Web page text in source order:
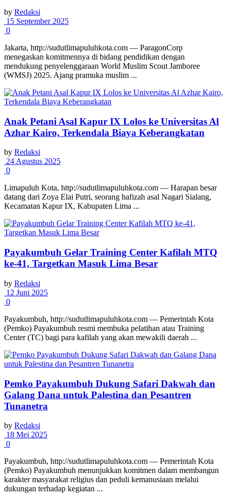
by Redaksi
15 September 2025
0
Jakarta, http://sudutlimapuluhkota.com — ParagonCorp
menegaskan komitmennya di bidang pendidikan dengan
mendukung penyelenggaraan World Muslim Scout Jamboree
(WMSJ) 2025. Ajang pramuka muslim ...
Anak Petani Asal Kapur IX Lolos ke Universitas Al
Azhar Kairo, Terkendala Biaya Keberangkatan
by Redaksi
24 Agustus 2025
0
Limapuluh Kota, http://sudutlimapuluhkota.com — Harapan besar
datang dari Zoya Elai Putri, seorang hafizah asal Nagari Sialang,
Kecamatan Kapur IX, Kabupaten Lima ...
Payakumbuh Gelar Training Center Kafilah MTQ
ke-41, Targetkan Masuk Lima Besar
by Redaksi
12 Juni 2025
0
Payakumbuh, http://sudutlimapuluhkota.com — Pemerintah Kota
(Pemko) Payakumbuh resmi membuka pelatihan atau Training
Center (TC) bagi para kafilah yang akan mewakili daerah ...
Pemko Payakumbuh Dukung Safari Dakwah dan
Galang Dana untuk Palestina dan Pesantren
Tunanetra
by Redaksi
18 Mei 2025
0
Payakumbuh, http://sudutlimapuluhkota.com — Pemerintah Kota
(Pemko) Payakumbuh menunjukkan komitmen dalam membangun
karakter masyarakat religius dan peduli kemanusiaan melalui
dukungan terhadap kegiatan ...